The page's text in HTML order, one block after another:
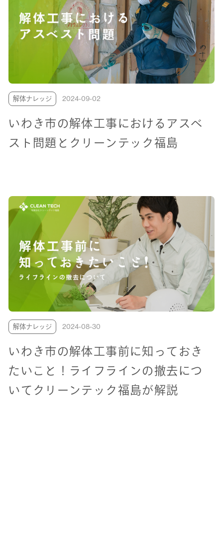
解体ナレッジ 2024-09-02
いわき市の解体工事におけるアスベ
スト問題とクリーンテック福島
解体ナレッジ 2024-08-30
いわき市の解体工事前に知っておき
たいこと！ライフラインの撤去につ
いてクリーンテック福島が解説